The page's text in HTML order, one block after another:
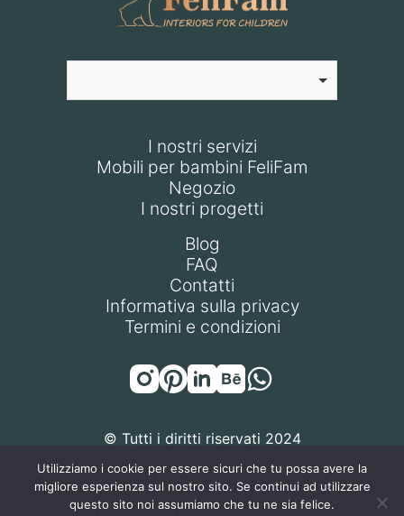
I nostri servizi
Mobili per bambini FeliFam
Negozio
I nostri progetti
Blog
FAQ
Contatti
Informativa sulla privacy
Termini e condizioni
© Tutti i diritti riservati 2024
Utilizziamo i cookie per essere sicuri che tu possa avere la
migliore esperienza sul nostro sito. Se continui ad utilizzare
questo sito noi assumiamo che tu ne sia felice.